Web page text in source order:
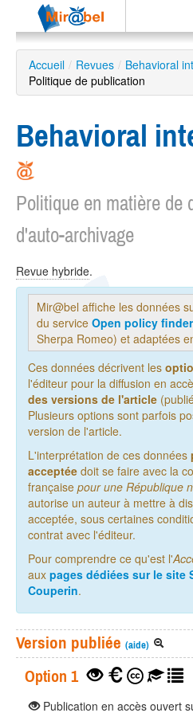
Le réseau
Soutien
Recherche
avancée
EN
?
Accueil / Revues / Behavioral
Politique de publication
Behavioral
Politique en matière de
d'auto-archivage
Revue hybride.
Mir@bel affiche les données
du service Open policy finder
Sherpa Romeo) et adaptées
Ces données décrivent les
l'éditeur pour la diffusion en
des versions de l'article
Plusieurs options sont parfois
version de l'article.
L'interprétation de ces données
acceptée doit se faire avec la
française pour une République
autorise un auteur à mettre à
acceptée, sous certaines
contrat avec l'éditeur.
Pour comprendre ce qu'est l'
aux pages dédiées sur le site
Couperin.
Version publiée (aide)
Option 1
Publication en accès ouvert